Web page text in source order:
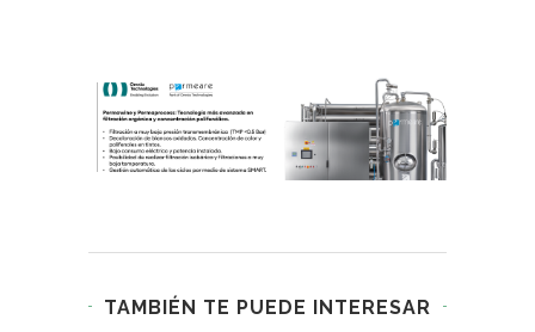
TAMBIÉN TE PUEDE INTERESAR